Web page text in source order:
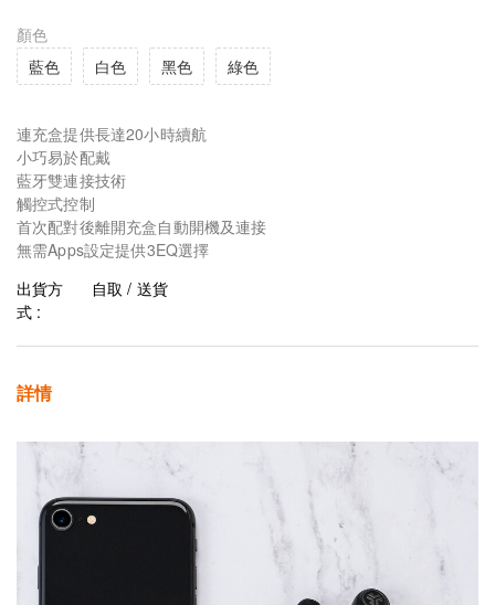
顏色
藍色
白色 黑色 綠色
連充盒提供長達20小時續航
小巧易於配戴
藍牙雙連接技術
觸控式控制
首次配對後離開充盒自動開機及連接
無需Apps設定提供3EQ選擇
出貨方
式 :
自取 / 送貨
詳情